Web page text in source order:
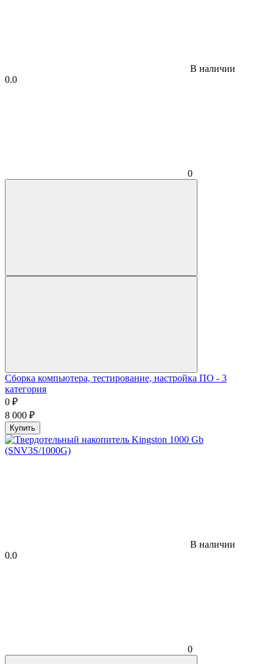
В наличии
0.0
0
Сборка компьютера, тестирование, настройка ПО - 3
категория
0 ₽
8 000 ₽
Купить
В наличии
0.0
0